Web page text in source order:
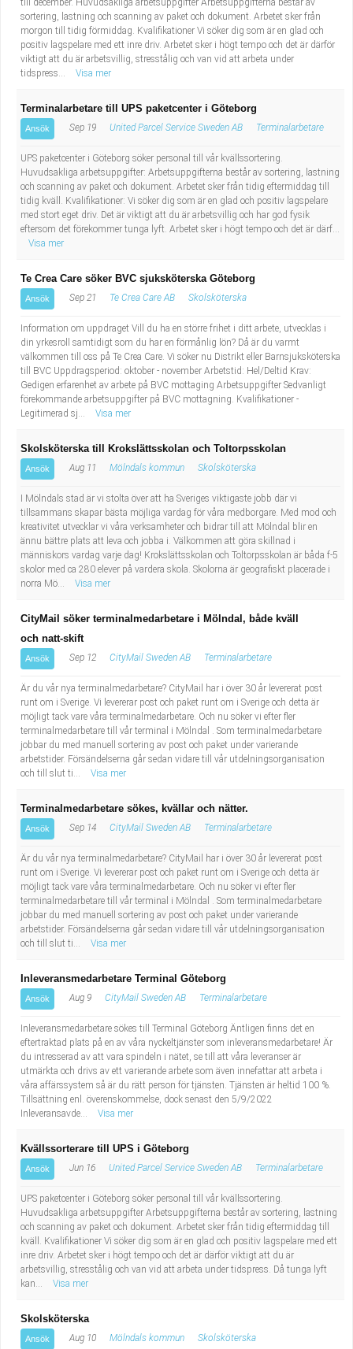
till december. Huvudsakliga arbetsuppgifter Arbetsuppgifterna består av
sortering, lastning och scanning av paket och dokument. Arbetet sker från
morgon till tidig förmiddag. Kvalifikationer Vi söker dig som är en glad och
positiv lagspelare med ett inre driv. Arbetet sker i högt tempo och det är därför
viktigt att du är arbetsvillig, stresstålig och van vid att arbeta under
tidspress...
Visa mer
Terminalarbetare till UPS paketcenter i Göteborg
Ansök Sep 19 United Parcel Service Sweden AB Terminalarbetare
UPS paketcenter i Göteborg söker personal till vår kvällssortering.
Huvudsakliga arbetsuppgifter: Arbetsuppgifterna består av sortering, lastning
och scanning av paket och dokument. Arbetet sker från tidig eftermiddag till
tidig kväll. Kvalifikationer: Vi söker dig som är en glad och positiv lagspelare
med stort eget driv. Det är viktigt att du är arbetsvillig och har god fysik
eftersom det förekommer tunga lyft. Arbetet sker i högt tempo och det är därf...
Visa mer
Te Crea Care söker BVC sjuksköterska Göteborg
Ansök Sep 21 Te Crea Care AB Skolsköterska
Information om uppdraget Vill du ha en större frihet i ditt arbete, utvecklas i
din yrkesroll samtidigt som du har en förmånlig lön? Då är du varmt
välkommen till oss på Te Crea Care. Vi söker nu Distrikt eller Barnsjuksköterska
till BVC Uppdragsperiod: oktober - november Arbetstid: Hel/Deltid Krav:
Gedigen erfarenhet av arbete på BVC mottaging Arbetsuppgifter Sedvanligt
förekommande arbetsuppgifter på BVC mottagning. Kvalifikationer -
Legitimerad sj...
Visa mer
Skolsköterska till Krokslättsskolan och Toltorpsskolan
Ansök Aug 11 Mölndals kommun Skolsköterska
I Mölndals stad är vi stolta över att ha Sveriges viktigaste jobb där vi
tillsammans skapar bästa möjliga vardag för våra medborgare. Med mod och
kreativitet utvecklar vi våra verksamheter och bidrar till att Mölndal blir en
ännu bättre plats att leva och jobba i. Välkommen att göra skillnad i
människors vardag varje dag! Krokslättsskolan och Toltorpsskolan är båda f-5
skolor med ca 280 elever på vardera skola. Skolorna är geografiskt placerade i
norra Mö...
Visa mer
CityMail söker terminalmedarbetare i Mölndal, både kväll
och natt-skift
Ansök Sep 12 CityMail Sweden AB Terminalarbetare
Är du vår nya terminalmedarbetare? CityMail har i över 30 år levererat post
runt om i Sverige. Vi levererar post och paket runt om i Sverige och detta är
möjligt tack vare våra terminalmedarbetare. Och nu söker vi efter fler
terminalmedarbetare till vår terminal i Mölndal . Som terminalmedarbetare
jobbar du med manuell sortering av post och paket under varierande
arbetstider. Försändelserna går sedan vidare till vår utdelningsorganisation
och till slut ti...
Visa mer
Terminalmedarbetare sökes, kvällar och nätter.
Ansök Sep 14 CityMail Sweden AB Terminalarbetare
Är du vår nya terminalmedarbetare? CityMail har i över 30 år levererat post
runt om i Sverige. Vi levererar post och paket runt om i Sverige och detta är
möjligt tack vare våra terminalmedarbetare. Och nu söker vi efter fler
terminalmedarbetare till vår terminal i Mölndal . Som terminalmedarbetare
jobbar du med manuell sortering av post och paket under varierande
arbetstider. Försändelserna går sedan vidare till vår utdelningsorganisation
och till slut ti...
Visa mer
Inleveransmedarbetare Terminal Göteborg
Ansök Aug 9 CityMail Sweden AB Terminalarbetare
Inleveransmedarbetare sökes till Terminal Göteborg Äntligen finns det en
eftertraktad plats på en av våra nyckeltjänster som inleveransmedarbetare! Är
du intresserad av att vara spindeln i nätet, se till att våra leveranser är
utmärkta och drivs av ett varierande arbete som även innefattar att arbeta i
våra affärssystem så är du rätt person för tjänsten. Tjänsten är heltid 100 %.
Tillsättning enl. överenskommelse, dock senast den 5/9/2022
Inleveransavde...
Visa mer
Kvällssorterare till UPS i Göteborg
Ansök Jun 16 United Parcel Service Sweden AB Terminalarbetare
UPS paketcenter i Göteborg söker personal till vår kvällssortering.
Huvudsakliga arbetsuppgifter Arbetsuppgifterna består av sortering, lastning
och scanning av paket och dokument. Arbetet sker från tidig eftermiddag till
kväll. Kvalifikationer Vi söker dig som är en glad och positiv lagspelare med ett
inre driv. Arbetet sker i högt tempo och det är därför viktigt att du är
arbetsvillig, stresstålig och van vid att arbeta under tidspress. Då tunga lyft
kan...
Visa mer
Skolsköterska
Ansök Aug 10 Mölndals kommun Skolsköterska